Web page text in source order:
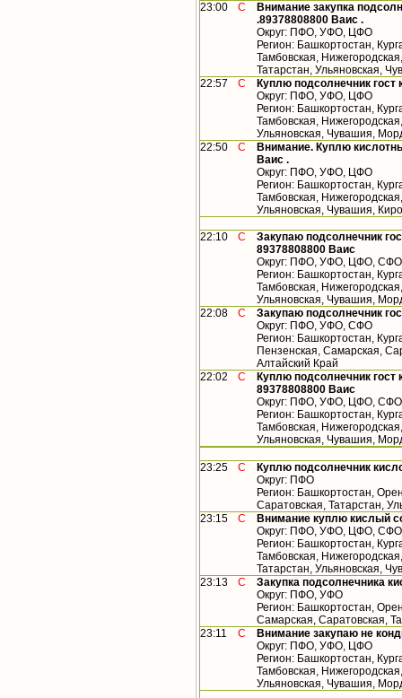
23:00 С
Внимание закупка
.89378808800 Ваис .
Округ: ПФО, УФО, ЦФО
Регион: Башкортостан,
Тамбовская,
Татарстан, Ульяновская,
22:57
С
Куплю подсолнечник
Округ: ПФО, УФО, ЦФО
Регион: Башкортостан,
Тамбовская,
Ульяновская, Чувашия,
22:50
С
Внимание. Куплю
Ваис .
Округ: ПФО, УФО, ЦФО
Регион: Башкортостан,
Тамбовская,
Ульяновская, Чувашия,
22:10 С
Закупаю подсолнечник
89378808800 Ваис
Округ: ПФО, УФО, ЦФО, СФО
Регион: Башкортостан,
Тамбовская,
Ульяновская, Чувашия,
22:08
С
Закупаю подсолнечник
Округ: ПФО, УФО, СФО
Регион: Башкортостан,
Пензенская, Самарская,
Алтайский Край
22:02
С
Куплю подсолнечник
89378808800 Ваис
Округ: ПФО, УФО, ЦФО, СФО
Регион: Башкортостан,
Тамбовская,
Ульяновская, Чувашия,
23:25 С
Куплю подсолнечник
Округ: ПФО
Регион: Башкортостан,
Саратовская, Татарстан,
23:15
С
Внимание куплю кислый
Округ: ПФО, УФО, ЦФО, СФО
Регион: Башкортостан,
Тамбовская,
Татарстан, Ульяновская,
23:13
С
Закупка подсолнечника
Округ: ПФО, УФО
Регион: Башкортостан,
Самарская, Саратовская,
23:11
С
Внимание закупаю не
Округ: ПФО, УФО, ЦФО
Регион: Башкортостан,
Тамбовская,
Ульяновская, Чувашия,